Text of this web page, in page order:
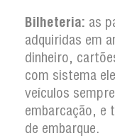
Bilheteria: as
adquiridas em
dinheiro,
com sistema
veículos
embarcação, e
de embarque.